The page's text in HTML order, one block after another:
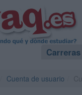
Carreras
Cuenta de usuario